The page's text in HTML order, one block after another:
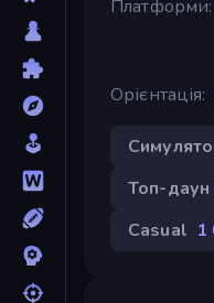
Платформи
Орієнтація
Топ-даун
Casual 1